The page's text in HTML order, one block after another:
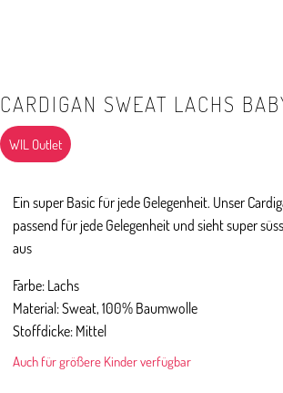
CARDIGAN SWEAT LACHS
WIL Outlet
Ein super Basic für jede Gelegenheit. Unser
passend für jede Gelegenheit und sieht super
aus
Farbe: Lachs
Material: Sweat, 100% Baumwolle
Stoffdicke: Mittel
Auch für größere Kinder verfügbar